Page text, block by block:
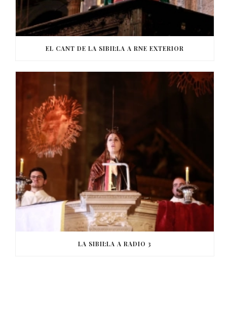
EL CANT DE LA SIBIL·LA A RNE EXTERIOR
LA SIBIL·LA A RADIO 3